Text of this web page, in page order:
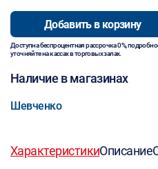
Добавить в корзину
Доступна беспроцентная рассрочка 0%,
уточняйте на кассах в торговых залах.
Наличие в магазинах
Шевченко
ХарактеристикиОписание